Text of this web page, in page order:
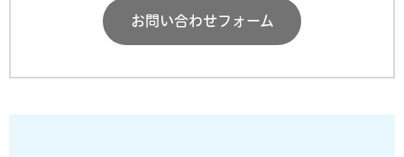
お問い合わせフォーム